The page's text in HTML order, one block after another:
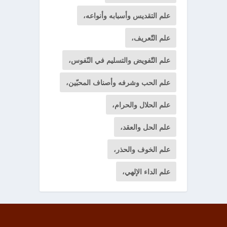
علم التقديس وأسبابه وأنواعه،
علم التّعريف،
علم التّفويض والتسليم في النّفوس،
علم الحب وشرفه وأصناف المحبّين،
علم الحلال والحرام،
علم الحل والعقد،
علم الخوف والحذر،
علم الداء الإلهي،